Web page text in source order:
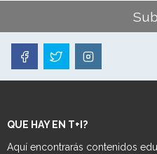
QUE HAY EN T+I?
Aquí encontrarás contenidos